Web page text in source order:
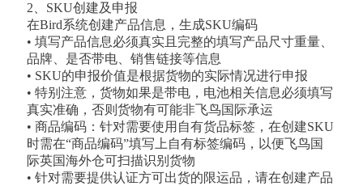
2、SKU创建及申报
在Bird系统创建产品信息，生成SKU编码
• 填写产品信息必须真实且完整的填写产品尺寸重量、
品牌、是否带电、销售链接等信息
• SKU的申报价值是根据货物的实际情况进行申报
• 特别注意，货物如果是带电，电池相关信息必须填写
真实准确，否则货物有可能非飞鸟国际承运
• 商品编码：针对需要使用自有货品标签，在创建SKU
时需在“商品编码”填写上自有标签编码，以便飞鸟国
际英国海外仓可扫描识别货物
• 针对需要提供认证方可出货的限运品，请在创建产品